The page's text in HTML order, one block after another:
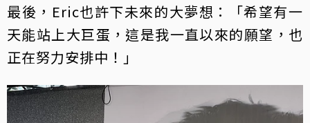
最後，Eric也許下未來的大夢想：「希望有一
天能站上大巨蛋，這是我一直以來的願望，也
正在努力安排中！」